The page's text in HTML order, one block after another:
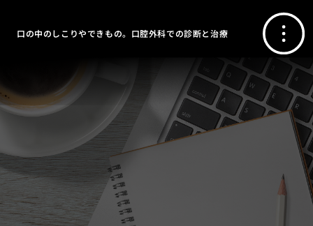
口の中のしこりやできもの。口腔外科での診断と治療